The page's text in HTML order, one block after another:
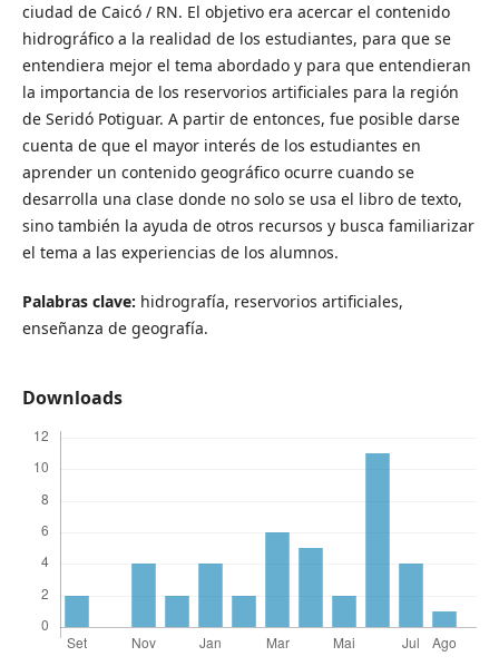
ciudad de Caicó / RN. El objetivo era acercar el contenido
hidrográfico a la realidad de los estudiantes, para que se
entendiera mejor el tema abordado y para que entendieran
la importancia de los reservorios artificiales para la región
de Seridó Potiguar. A partir de entonces, fue posible darse
cuenta de que el mayor interés de los estudiantes en
aprender un contenido geográfico ocurre cuando se
desarrolla una clase donde no solo se usa el libro de texto,
sino también la ayuda de otros recursos y busca familiarizar
el tema a las experiencias de los alumnos.
Palabras clave: hidrografía, reservorios artificiales,
enseñanza de geografía.
Downloads